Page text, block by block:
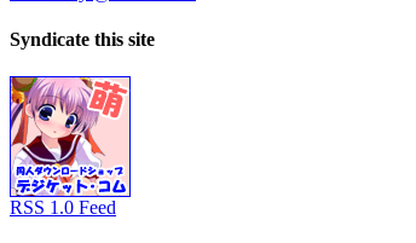
Syndicate this site
RSS 1.0 Feed